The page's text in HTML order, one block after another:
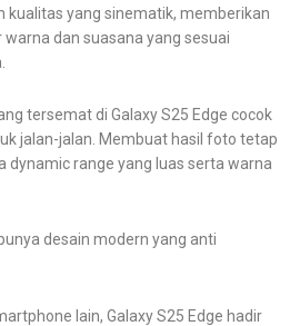
kualitas yang sinematik, memberikan
dan suasana yang sesuai
tersemat di Galaxy S25 Edge cocok
jalan-jalan. Membuat hasil foto tetap
dynamic range yang luas serta warna
desain modern yang anti
lain, Galaxy S25 Edge hadir